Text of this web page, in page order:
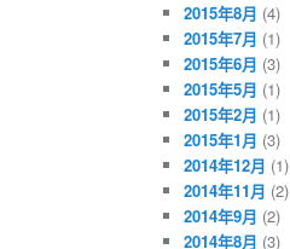
2015年8月 (4)
2015年7月 (1)
2015年6月 (3)
2015年5月 (1)
2015年2月 (1)
2015年1月 (3)
2014年12月 (1)
2014年11月 (2)
2014年9月 (2)
2014年8月 (3)